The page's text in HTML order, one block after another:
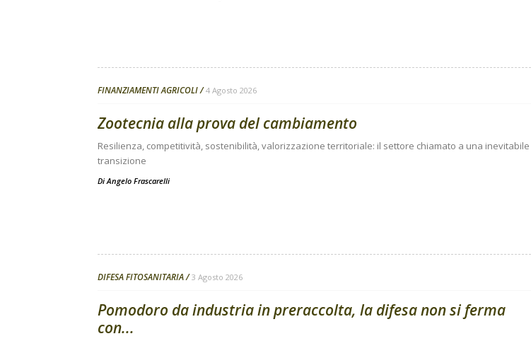
FINANZIAMENTI AGRICOLI 4 Agosto 2026
Zootecnia alla prova del cambiamento
Resilienza, competitività, sostenibilità, valorizzazione territoriale: il settore chiamato a una inevitabile
transizione
DiAngelo Frascarelli
DIFESA FITOSANITARIA 3 Agosto 2026
Pomodoro da industria in preraccolta, la difesa non si ferma
con...